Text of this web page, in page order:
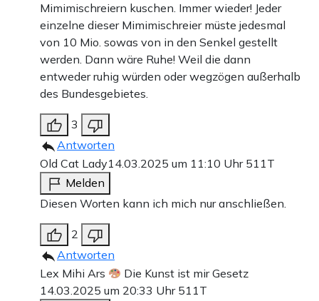
Mimimischreiern kuschen. Immer wieder! Jeder
einzelne dieser Mimimischreier müste jedesmal
von 10 Mio. sowas von in den Senkel gestellt
werden. Dann wäre Ruhe! Weil die dann
entweder ruhig würden oder wegzögen außerhalb
des Bundesgebietes.
3
Antworten
Old Cat Lady14.03.2025 um 11:10 Uhr 511T
Melden
Diesen Worten kann ich mich nur anschließen.
2
Antworten
Lex Mihi Ars
Die Kunst ist mir Gesetz
14.03.2025 um 20:33 Uhr 511T